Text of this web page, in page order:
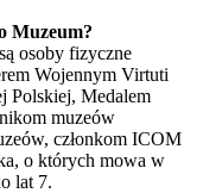
Muzeum?
osoby fizyczne
Wojennym Virtuti
Polskiej, Medalem
muzeów
członkom ICOM
o których mowa w
lat 7.